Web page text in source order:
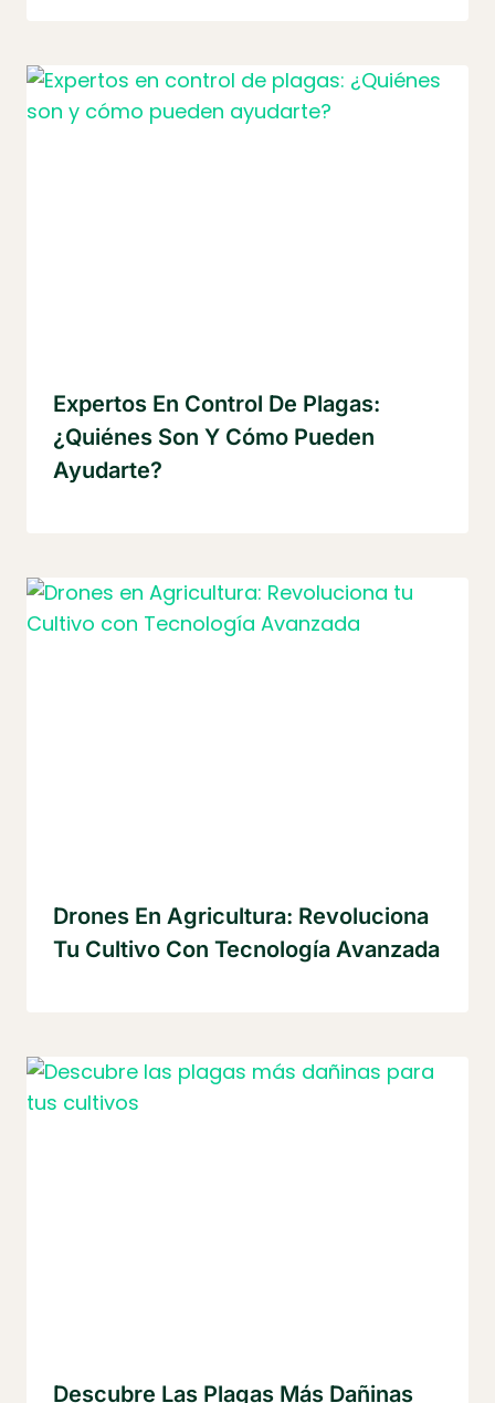
Expertos En Control De Plagas:
¿Quiénes Son Y Cómo Pueden
Ayudarte?
Drones En Agricultura: Revoluciona
Tu Cultivo Con Tecnología Avanzada
Descubre Las Plagas Más Dañinas